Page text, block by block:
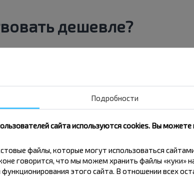
дешевле?
и другие интересные
получение новостей и
ПодписатьсяПодробности
сайта используются cookies. Вы
файлы, которые могут использоваться
говорится, что мы можем хранить файлы «куки»
этого сайта. В отношении всех